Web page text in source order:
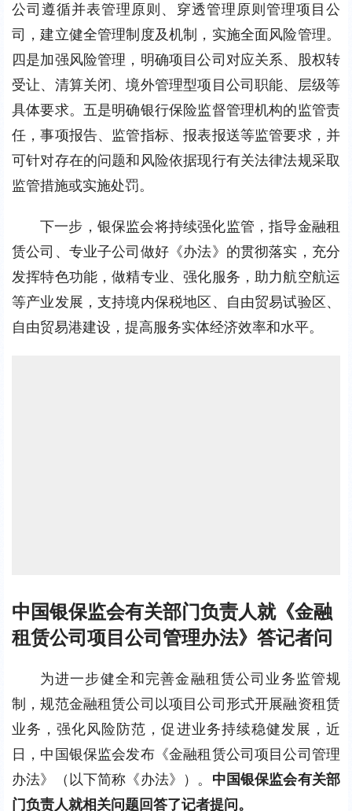
公司遵循并表管理原则、穿透管理原则管理项目公
司，建立健全管理制度及机制，实施全面风险管理。
四是加强风险管理，明确项目公司对应关系、股权转
受让、清算关闭、境外管理型项目公司职能、层级等
具体要求。五是明确银行保险监督管理机构的监管责
任，事项报告、监管指标、报表报送等监管要求，并
可针对存在的问题和风险依据现行有关法律法规采取
监管措施或实施处罚。
下一步，银保监会将持续强化监管，指导金融租
赁公司、专业子公司做好《办法》的贯彻落实，充分
发挥特色功能，做精专业、强化服务，助力航空航运
等产业发展，支持境内保税地区、自由贸易试验区、
自由贸易港建设，提高服务实体经济效率和水平。
中国银保监会有关部门负责人就《金融
租赁公司项目公司管理办法》答记者问
为进一步健全和完善金融租赁公司业务监管规
制，规范金融租赁公司以项目公司形式开展融资租赁
业务，强化风险防范，促进业务持续稳健发展，近
日，中国银保监会发布《金融租赁公司项目公司管理
办法》（以下简称《办法》）。 中国银保监会有关部
门负责人就相关问题回答了记者提问。